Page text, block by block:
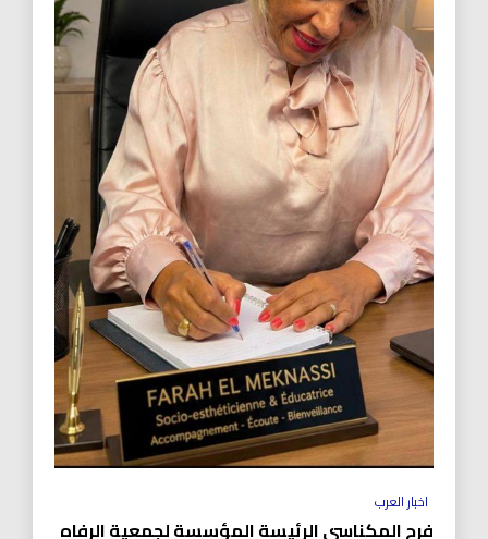
اخبار العرب
فرح المكناسي الرئيسة المؤسسة لجمعية الرفاه